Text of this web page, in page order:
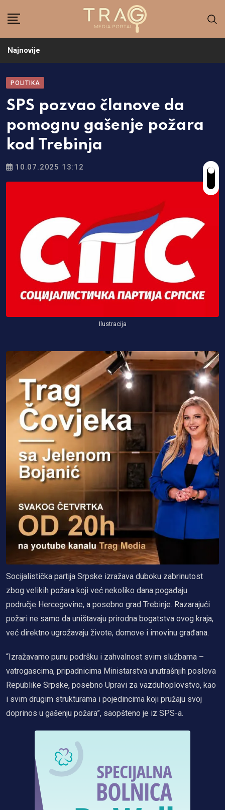
Najnovije
POLITIKA
SPS pozvao članove da
pomognu gašenje požara
kod Trebinja
10.07.2025 13:12
Ilustracija
Socijalistička partija Srpske izražava duboku zabrinutost
zbog velikih požara koji već nekoliko dana pogađaju
područje Hercegovine, a posebno grad Trebinje. Razarajući
požari ne samo da uništavaju prirodna bogatstva ovog kraja,
već direktno ugrožavaju živote, domove i imovinu građana.
“Izražavamo punu podršku i zahvalnost svim službama –
vatrogascima, pripadnicima Ministarstva unutrašnjih poslova
Republike Srpske, posebno Upravi za vazduhoplovstvo, kao
i svim drugim strukturama i pojedincima koji pružaju svoj
doprinos u gašenju požara”, saopšteno je iz SPS-a.